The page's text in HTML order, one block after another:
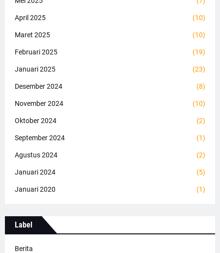
April 2025 (10)
Maret 2025 (10)
Februari 2025 (19)
Januari 2025 (23)
Desember 2024 (8)
November 2024 (10)
Oktober 2024 (2)
September 2024 (1)
Agustus 2024 (2)
Januari 2024 (5)
Januari 2020 (1)
Label
Berita